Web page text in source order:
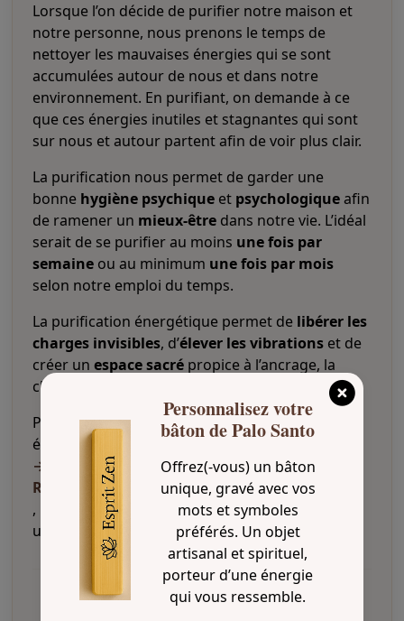
Lorsque l’on décide de purifier notre maison et
notre personne, nous prenons le temps de
nettoyer les mauvaises énergies qui se sont
accumulées autour de nous et dans notre
environnement. En purifiant, on demande à ce
que ces énergies inutiles et stagnantes qui sont
sur nous et autour partent afin de voir plus clair.
La purification nous permet de garder une
bonne hygiène psychique et psychologiqueafin
de ramener un mieux-être dans notre vie. L’idéal
serait de se purifier au moins une fois par
semaine ou au minimum une fois par mois
selon notre emploi du temps.
La purification énergétique permet de libérer les
charges invisibles, d’élever les vibrations et de
créer unespace sacré propice à l’ancrage, la
clarté et la
Pour accompagner votre rituel de purification
énergétique, découvrez notre
→ bâton de Palo Santo gravé “Chance &
Renouveau”
, parfait pour renouveler les énergies et inviter
une intention positive.
FAQ – Purification énergétique
Personnalisez votre
bâton de Palo Santo
Offrez(-vous) un bâton
unique, gravé avec vos
mots et symboles
préférés. Un objet
artisanal et spirituel,
porteur d’une énergie
qui vous ressemble.